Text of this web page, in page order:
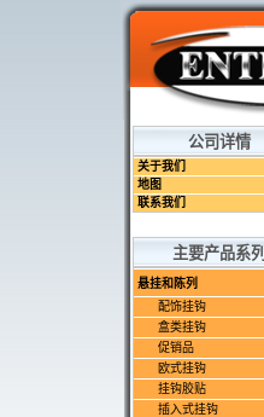
公司详情
关于我们
地图
联系我们
主要产品系列
悬挂和陈列
配饰挂钩
盒类挂钩
促销品
欧式挂钩
挂钩胶贴
插入式挂钩